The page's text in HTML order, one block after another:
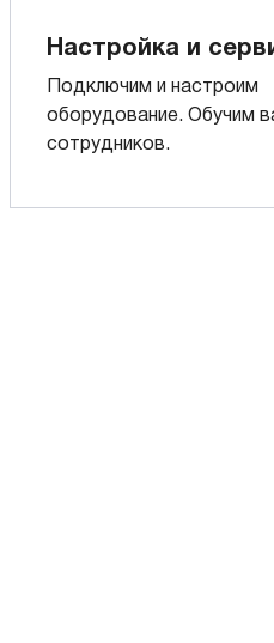
Настройка и
Подключим и настроим
оборудование. Обучим
сотрудников.